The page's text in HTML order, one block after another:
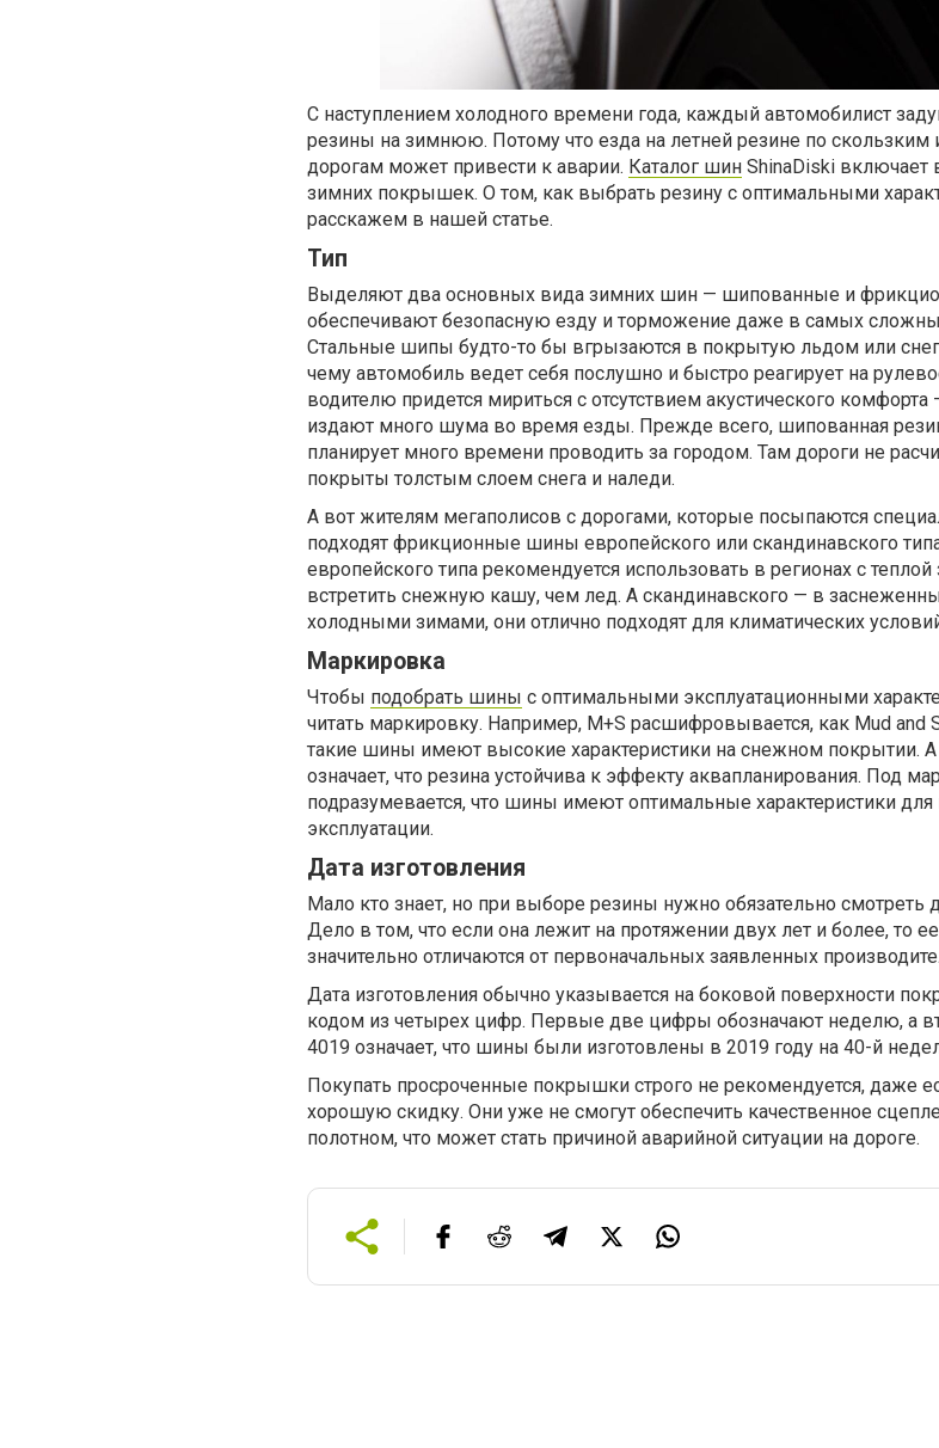
С наступлением холодного времени года, каждый автомобилист
резины на зимнюю. Потому что езда на летней резине по
дорогам может привести к аварии. Каталог шин ShinaDiski
зимних покрышек. О том, как выбрать резину с оптимальными
расскажем в нашей статье.
Тип
Выделяют два основных вида зимних шин — шипованные и
обеспечивают безопасную езду и торможение даже в самых
Стальные шипы будто-то бы вгрызаются в покрытую льдом или
чему автомобиль ведет себя послушно и быстро реагирует на
водителю придется мириться с отсутствием акустического
издают много шума во время езды. Прежде всего, шипованная
планирует много времени проводить за городом. Там дороги не
покрыты толстым слоем снега и наледи.
А вот жителям мегаполисов с дорогами, которые посыпаются
подходят фрикционные шины европейского или скандинавского
европейского типа рекомендуется использовать в регионах с
встретить снежную кашу, чем лед. А скандинавского — в
холодными зимами, они отлично подходят для климатических
Маркировка
Чтобы подобрать шины с оптимальными эксплуатационными
читать маркировку. Например, M+S расшифровывается, как Mud and
такие шины имеют высокие характеристики на снежном покрытии. А
означает, что резина устойчива к эффекту аквапланирования. Под
подразумевается, что шины имеют оптимальные характеристики для
эксплуатации.
Дата изготовления
Мало кто знает, но при выборе резины нужно обязательно смотреть
Дело в том, что если она лежит на протяжении двух лет и более, то
значительно отличаются от первоначальных заявленных
Дата изготовления обычно указывается на боковой поверхности
кодом из четырех цифр. Первые две цифры обозначают неделю, а
4019 означает, что шины были изготовлены в 2019 году на 40-й
Покупать просроченные покрышки строго не рекомендуется, даже
хорошую скидку. Они уже не смогут обеспечить качественное
полотном, что может стать причиной аварийной ситуации на дороге.